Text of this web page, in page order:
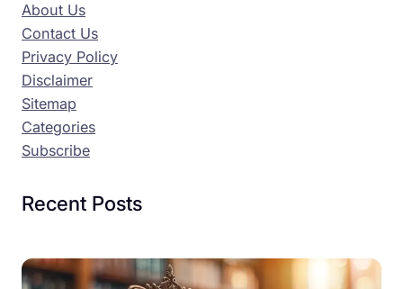
About Us
Contact Us
Privacy Policy
Disclaimer
Sitemap
Categories
Subscribe
Recent Posts